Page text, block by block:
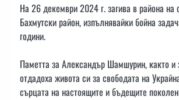
На 26 декември 2024 г. загива в района на
Бахмутски район, изпълнявайки бойна
години.
Паметта за Александър Шамшурин, както и
отдадоха живота си за свободата на
сърцата на настоящите и бъдещите